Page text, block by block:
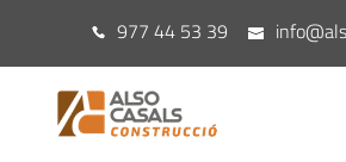
977 44 53 39